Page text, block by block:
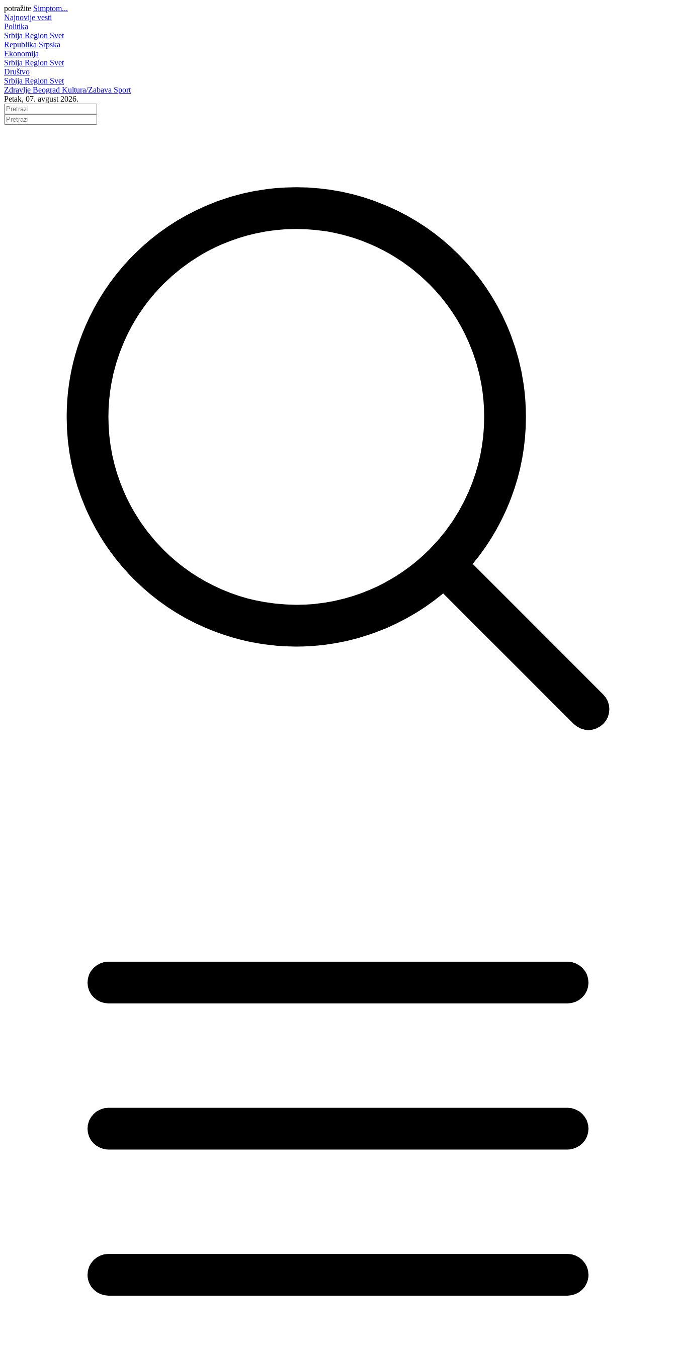
potražite Simptom...
Najnovije vesti
Politika
Srbija Region Svet
Republika Srpska
Ekonomija
Srbija Region Svet
Društvo
Srbija Region Svet
Zdravlje Beograd Kultura/Zabava Sport
Petak, 07. avgust 2026.